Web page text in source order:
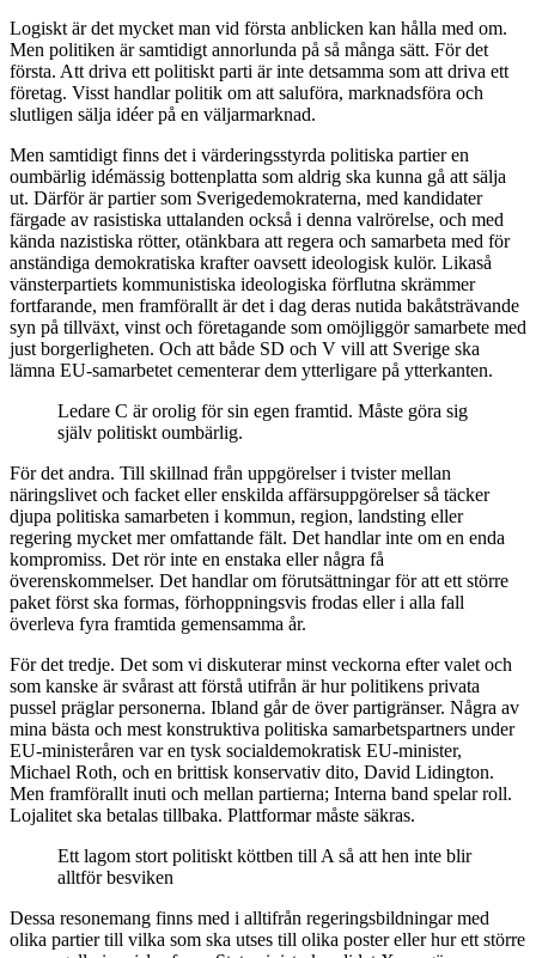
Logiskt är det mycket man vid första anblicken kan hålla med om.
Men politiken är samtidigt annorlunda på så många sätt. För det
första. Att driva ett politiskt parti är inte detsamma som att driva ett
företag. Visst handlar politik om att saluföra, marknadsföra och
slutligen sälja idéer på en väljarmarknad.
Men samtidigt finns det i värderingsstyrda politiska partier en
oumbärlig idémässig bottenplatta som aldrig ska kunna gå att sälja
ut. Därför är partier som Sverigedemokraterna, med kandidater
färgade av rasistiska uttalanden också i denna valrörelse, och med
kända nazistiska rötter, otänkbara att regera och samarbeta med för
anständiga demokratiska krafter oavsett ideologisk kulör. Likaså
vänsterpartiets kommunistiska ideologiska förflutna skrämmer
fortfarande, men framförallt är det i dag deras nutida bakåtsträvande
syn på tillväxt, vinst och företagande som omöjliggör samarbete med
just borgerligheten. Och att både SD och V vill att Sverige ska
lämna EU-samarbetet cementerar dem ytterligare på ytterkanten.
Ledare C är orolig för sin egen framtid. Måste göra sig
själv politiskt oumbärlig.
För det andra. Till skillnad från uppgörelser i tvister mellan
näringslivet och facket eller enskilda affärsuppgörelser så täcker
djupa politiska samarbeten i kommun, region, landsting eller
regering mycket mer omfattande fält. Det handlar inte om en enda
kompromiss. Det rör inte en enstaka eller några få
överenskommelser. Det handlar om förutsättningar för att ett större
paket först ska formas, förhoppningsvis frodas eller i alla fall
överleva fyra framtida gemensamma år.
För det tredje. Det som vi diskuterar minst veckorna efter valet och
som kanske är svårast att förstå utifrån är hur politikens privata
pussel präglar personerna. Ibland går de över partigränser. Några av
mina bästa och mest konstruktiva politiska samarbetspartners under
EU-ministeråren var en tysk socialdemokratisk EU-minister,
Michael Roth, och en brittisk konservativ dito, David Lidington.
Men framförallt inuti och mellan partierna; Interna band spelar roll.
Lojalitet ska betalas tillbaka. Plattformar måste säkras.
Ett lagom stort politiskt köttben till A så att hen inte blir
alltför besviken
Dessa resonemang finns med i alltifrån regeringsbildningar med
olika partier till vilka som ska utses till olika poster eller hur ett större